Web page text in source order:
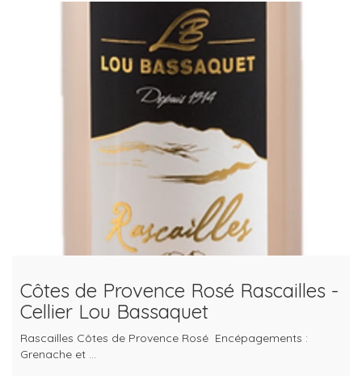
Côtes de Provence Rosé Rascailles -
Cellier Lou Bassaquet
Rascailles Côtes de Provence Rosé Encépagements :
Grenache et ...